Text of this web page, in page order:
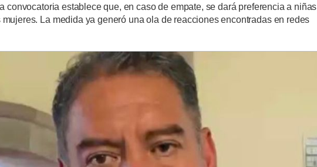
convocatoria establece que, en caso de empate, se dará preferencia a niñas
La medida ya generó una ola de reacciones encontradas en redes